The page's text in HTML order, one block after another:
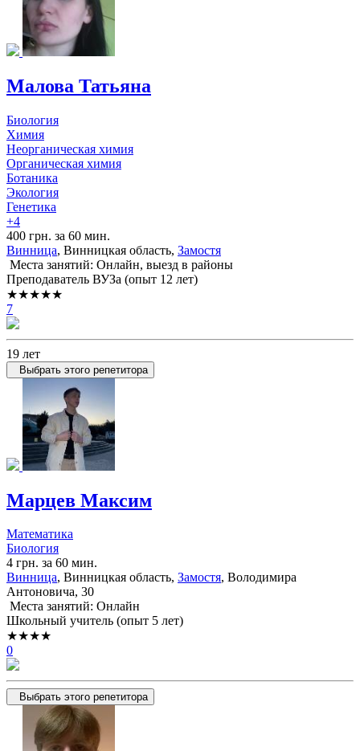
Малова Татьяна
Биология
Химия
Неорганическая химия
Органическая химия
Ботаника
Экология
Генетика
+4
400 грн. за 60 мин.
Винница, Винницкая область, Замостя
Места занятий: Онлайн, выезд в районы
Преподаватель ВУЗа (опыт 12 лет)
★★★★★
7
19 лет
Выбрать этого репетитора
Марцев Максим
Математика
Биология
4 грн. за 60 мин.
Винница, Винницкая область, Замостя, Володимира
Антоновича, 30
Места занятий: Онлайн
Школьный учитель (опыт 5 лет)
★★★★
0
Выбрать этого репетитора